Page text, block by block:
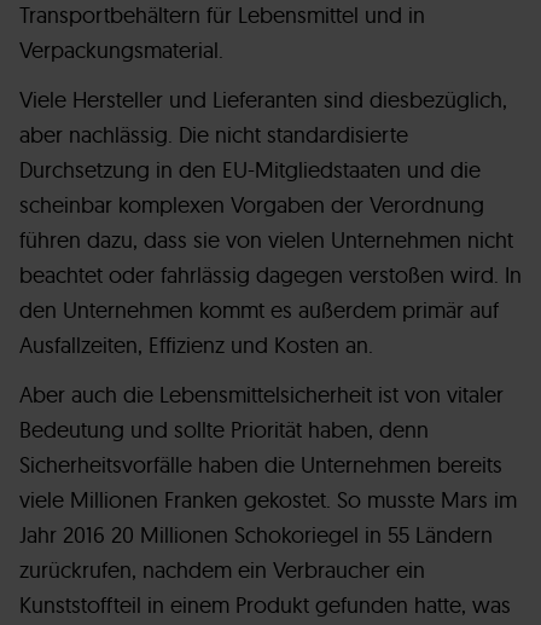
Transportbehältern für Lebensmittel und in
Verpackungsmaterial.
Viele Hersteller und Lieferanten sind diesbezüglich,
aber nachlässig. Die nicht standardisierte
Durchsetzung in den EU-Mitgliedstaaten und die
scheinbar komplexen Vorgaben der Verordnung
führen dazu, dass sie von vielen Unternehmen nicht
beachtet oder fahrlässig dagegen verstoßen wird. In
den Unternehmen kommt es außerdem primär auf
Ausfallzeiten, Effizienz und Kosten an.
Aber auch die Lebensmittelsicherheit ist von vitaler
Bedeutung und sollte Priorität haben, denn
Sicherheitsvorfälle haben die Unternehmen bereits
viele Millionen Franken gekostet. So musste Mars im
Jahr 2016 20 Millionen Schokoriegel in 55 Ländern
zurückrufen, nachdem ein Verbraucher ein
Kunststoffteil in einem Produkt gefunden hatte, was